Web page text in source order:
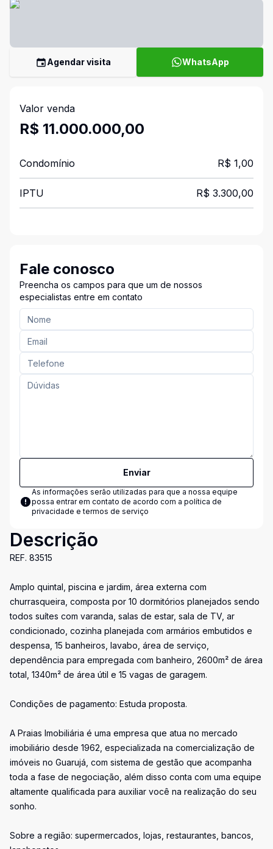
Agendar visita WhatsApp
Valor venda
R$ 11.000.000,00
Condomínio R$ 1,00
IPTU R$ 3.300,00
Fale conosco
Preencha os campos para que um de nossos
especialistas entre em contato
Enviar
As informações serão utilizadas para que a nossa equipe
possa entrar em contato de acordo com a política de
privacidade e termos de serviço
Descrição
REF. 83515
Amplo quintal, piscina e jardim, área externa com
churrasqueira, composta por 10 dormitórios planejados sendo
todos suítes com varanda, salas de estar, sala de TV, ar
condicionado, cozinha planejada com armários embutidos e
despensa, 15 banheiros, lavabo, área de serviço,
dependência para empregada com banheiro, 2600m² de área
total, 1340m² de área útil e 15 vagas de garagem.
Condições de pagamento: Estuda proposta.
A Praias Imobiliária é uma empresa que atua no mercado
imobiliário desde 1962, especializada na comercialização de
imóveis no Guarujá, com sistema de gestão que acompanha
toda a fase de negociação, além disso conta com uma equipe
altamente qualificada para auxiliar você na realização do seu
sonho.
Sobre a região: supermercados, lojas, restaurantes, bancos,